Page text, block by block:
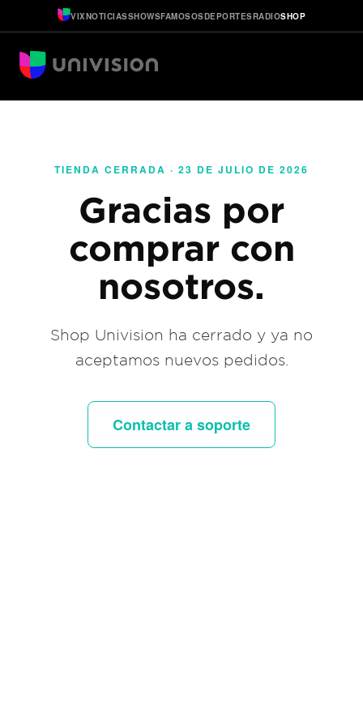
VIXNOTICIASSHOWSFAMOSOSDEPORTESRADIOSHOP
TIENDA CERRADA · 23 DE JULIO DE 2026
Gracias por
comprar con
nosotros.
Shop Univision ha cerrado y ya no
aceptamos nuevos pedidos.
Contactar a soporte